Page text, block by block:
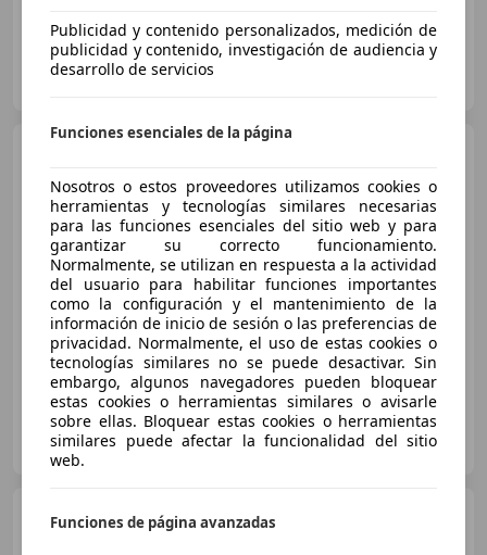
FLEXICAR MURCIA.
€ 9.470
Súper oferta
06/2018 76.865 km Diésel 70 kW (95 CV)
FLEXICAR ALICANTE.
ES-03007 ALICANTE
Fiat 500X
Cross 4x2 88kW
Publicidad y contenido personalizados, medición de
publicidad y contenido, investigación de audiencia y
desarrollo de servicios
Funciones esenciales de la página
Nosotros o estos proveedores utilizamos cookies o
herramientas y tecnologías similares necesarias
para las funciones esenciales del sitio web y para
garantizar su correcto funcionamiento.
Normalmente, se utilizan en respuesta a la actividad
del usuario para habilitar funciones importantes
como la configuración y el mantenimiento de la
información de inicio de sesión o las preferencias de
privacidad. Normalmente, el uso de estas cookies o
tecnologías similares no se puede desactivar. Sin
embargo, algunos navegadores pueden bloquear
estas cookies o herramientas similares o avisarle
sobre ellas. Bloquear estas cookies o herramientas
similares puede afectar la funcionalidad del sitio
web.
Funciones de página avanzadas